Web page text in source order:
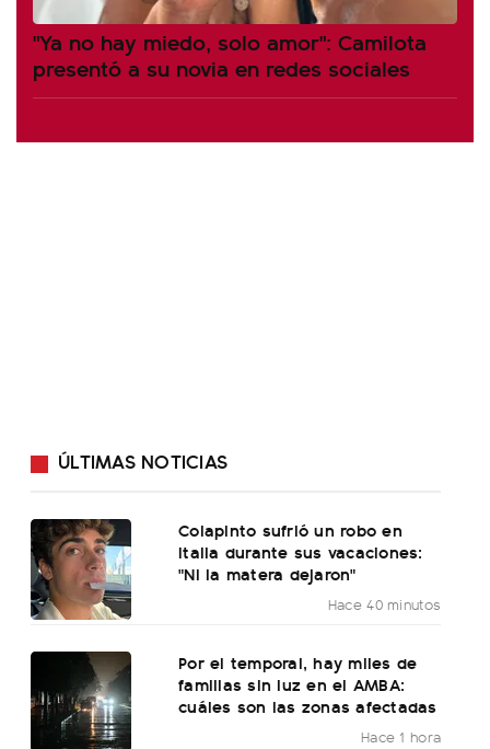
"Ya no hay miedo, solo amor": Camilota
presentó a su novia en redes sociales
ÚLTIMAS NOTICIAS
Colapinto sufrió un robo en
Italia durante sus vacaciones:
"Ni la matera dejaron"
Hace 40 minutos
Por el temporal, hay miles de
familias sin luz en el AMBA:
cuáles son las zonas afectadas
Hace 1 hora